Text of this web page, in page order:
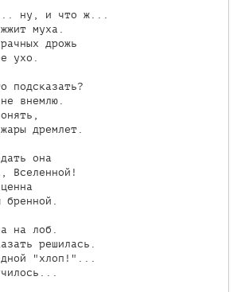
ну, и что ж...
муха.
дрожь
ухо.
подсказать?
внемлю.
дремлет.
она
Вселенной!
на лоб.
решилась.
"хлоп!"...